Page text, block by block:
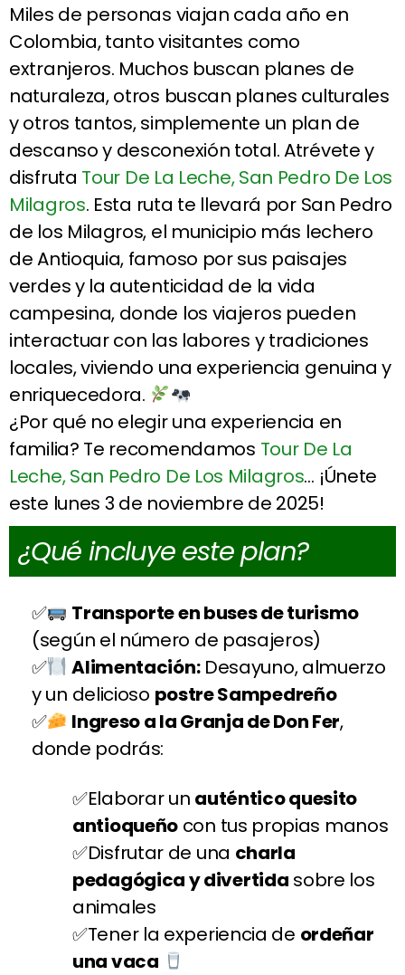
Miles de personas viajan cada año en
Colombia, tanto visitantes como
extranjeros. Muchos buscan planes de
naturaleza, otros buscan planes culturales
y otros tantos, simplemente un plan de
descanso y desconexión total. Atrévete y
disfruta Tour De La Leche, San Pedro De Los
Milagros. Esta ruta te llevará por San Pedro
de los Milagros, el municipio más lechero
de Antioquia, famoso por sus paisajes
verdes y la autenticidad de la vida
campesina, donde los viajeros pueden
interactuar con las labores y tradiciones
locales, viviendo una experiencia genuina y
enriquecedora.
¿Por qué no elegir una experiencia en
familia? Te recomendamos Tour De La
Leche, San Pedro De Los Milagros… ¡Únete
este lunes 3 de noviembre de 2025!
¿Qué incluye este plan?
Transporte en buses de turismo
(según el número de pasajeros)
Alimentación:Desayuno, almuerzo
y un delicioso postre Sampedreño
Ingreso a la Granja de Don Fer,
donde podrás:
Elaborar un auténtico quesito
antioqueño con tus propias manos
Disfrutar de una charla
pedagógica y divertida sobre los
animales
Tener la experiencia de ordeñar
una vaca